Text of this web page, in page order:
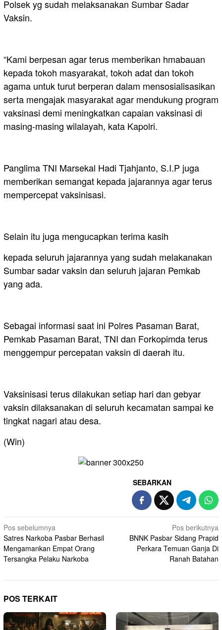
Polsek yg sudah melaksanakan Sumbar Sadar
Vaksin.
“Kami berpesan agar terus memberikan hmabauan
kepada tokoh masyarakat, tokoh adat dan tokoh
agama untuk turut berperan dalam mensosialisasikan
serta mengajak masyarakat agar mendukung program
vaksinasi demi meningkatkan capaian vaksinasi di
masing-masing wilalayah, kata Kapolri.
Panglima TNI Marsekal Hadi Tjahjanto, S.I.P juga
memberikan semangat kepada jajarannya agar terus
mempercepat vaksinisasi.
Selain itu juga mengucapkan terima kasih
kepada seluruh jajarannya yang sudah melakanakan
Sumbar sadar vaksin dan seluruh jajaran Pemkab
yang ada.
Sebagai informasi saat ini Polres Pasaman Barat,
Pemkab Pasaman Barat, TNI dan Forkopimda terus
menggempur percepatan vaksin di daerah itu.
Vaksinisasi terus dilakukan setiap hari dan gebyar
vaksin dilaksanakan di seluruh kecamatan sampai ke
tingkat nagari atau desa.
(Win)
SEBARKAN
Navigasi
pos
Pos sebelumnya
Satres Narkoba Pasbar Berhasil
Mengamankan Empat Orang
Tersangka Pelaku Narkoba
Pos berikutnya
BNNK Pasbar Sidang Prapid
Perkara Temuan Ganja Di
Ranah Batahan
POS TERKAIT